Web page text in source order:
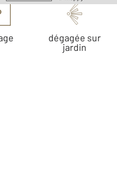
dégagée sur
jardin